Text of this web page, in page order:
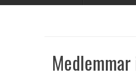
Medlemmar